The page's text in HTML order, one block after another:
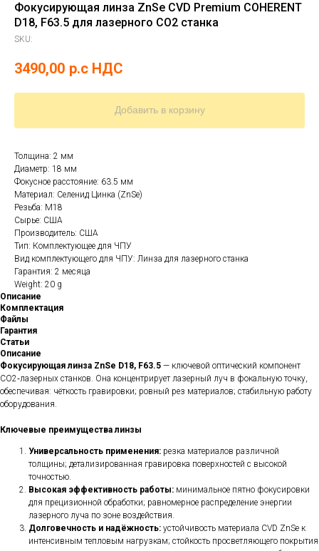
Фокусирующая линза ZnSe CVD Premium COHERENT
D18, F63.5 для лазерного CO2 станка
SKU:
3490,00 р.c НДС
Добавить в корзину
Толщина: 2 мм
Диаметр: 18 мм
Фокусное расстояние: 63.5 мм
Материал: Селенид Цинка (ZnSe)
Резьба: M18
Сырье: США
Производитель: США
Тип: Комплектующее для ЧПУ
Вид комплектующего для ЧПУ: Линза для лазерного станка
Гарантия: 2 месяца
Weight: 20 g
Описание
Комплектация
Файлы
Гарантия
Статьи
Описание
Фокусирующая линза ZnSe D18, F63.5 — ключевой оптический компонент
CO2‑лазерных станков. Она концентрирует лазерный луч в фокальную точку,
обеспечивая: чёткость гравировки; ровный рез материалов; стабильную работу
оборудования.
Ключевые преимущества линзы
Универсальность применения: резка материалов различной
толщины; детализированная гравировка поверхностей с высокой
точностью.
Высокая эффективность работы: минимальное пятно фокусировки
для прецизионной обработки; равномерное распределение энергии
лазерного луча по зоне воздействия.
Долговечность и надёжность: устойчивость материала CVD ZnSe к
интенсивным тепловым нагрузкам; стойкость просветляющего покрытия